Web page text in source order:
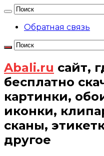
Обратная связь
Abali.ru сайт,
бесплатно
картинки,
иконки,
сканы,
другое